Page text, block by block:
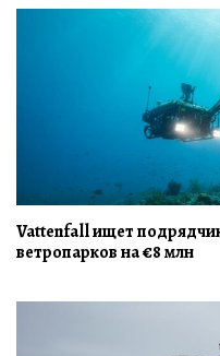
Vattenfall ищет
ветропарков на €8 млн